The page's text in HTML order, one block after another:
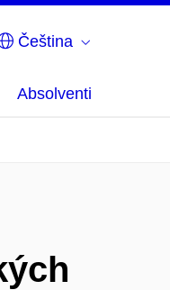
Čeština
Absolventi